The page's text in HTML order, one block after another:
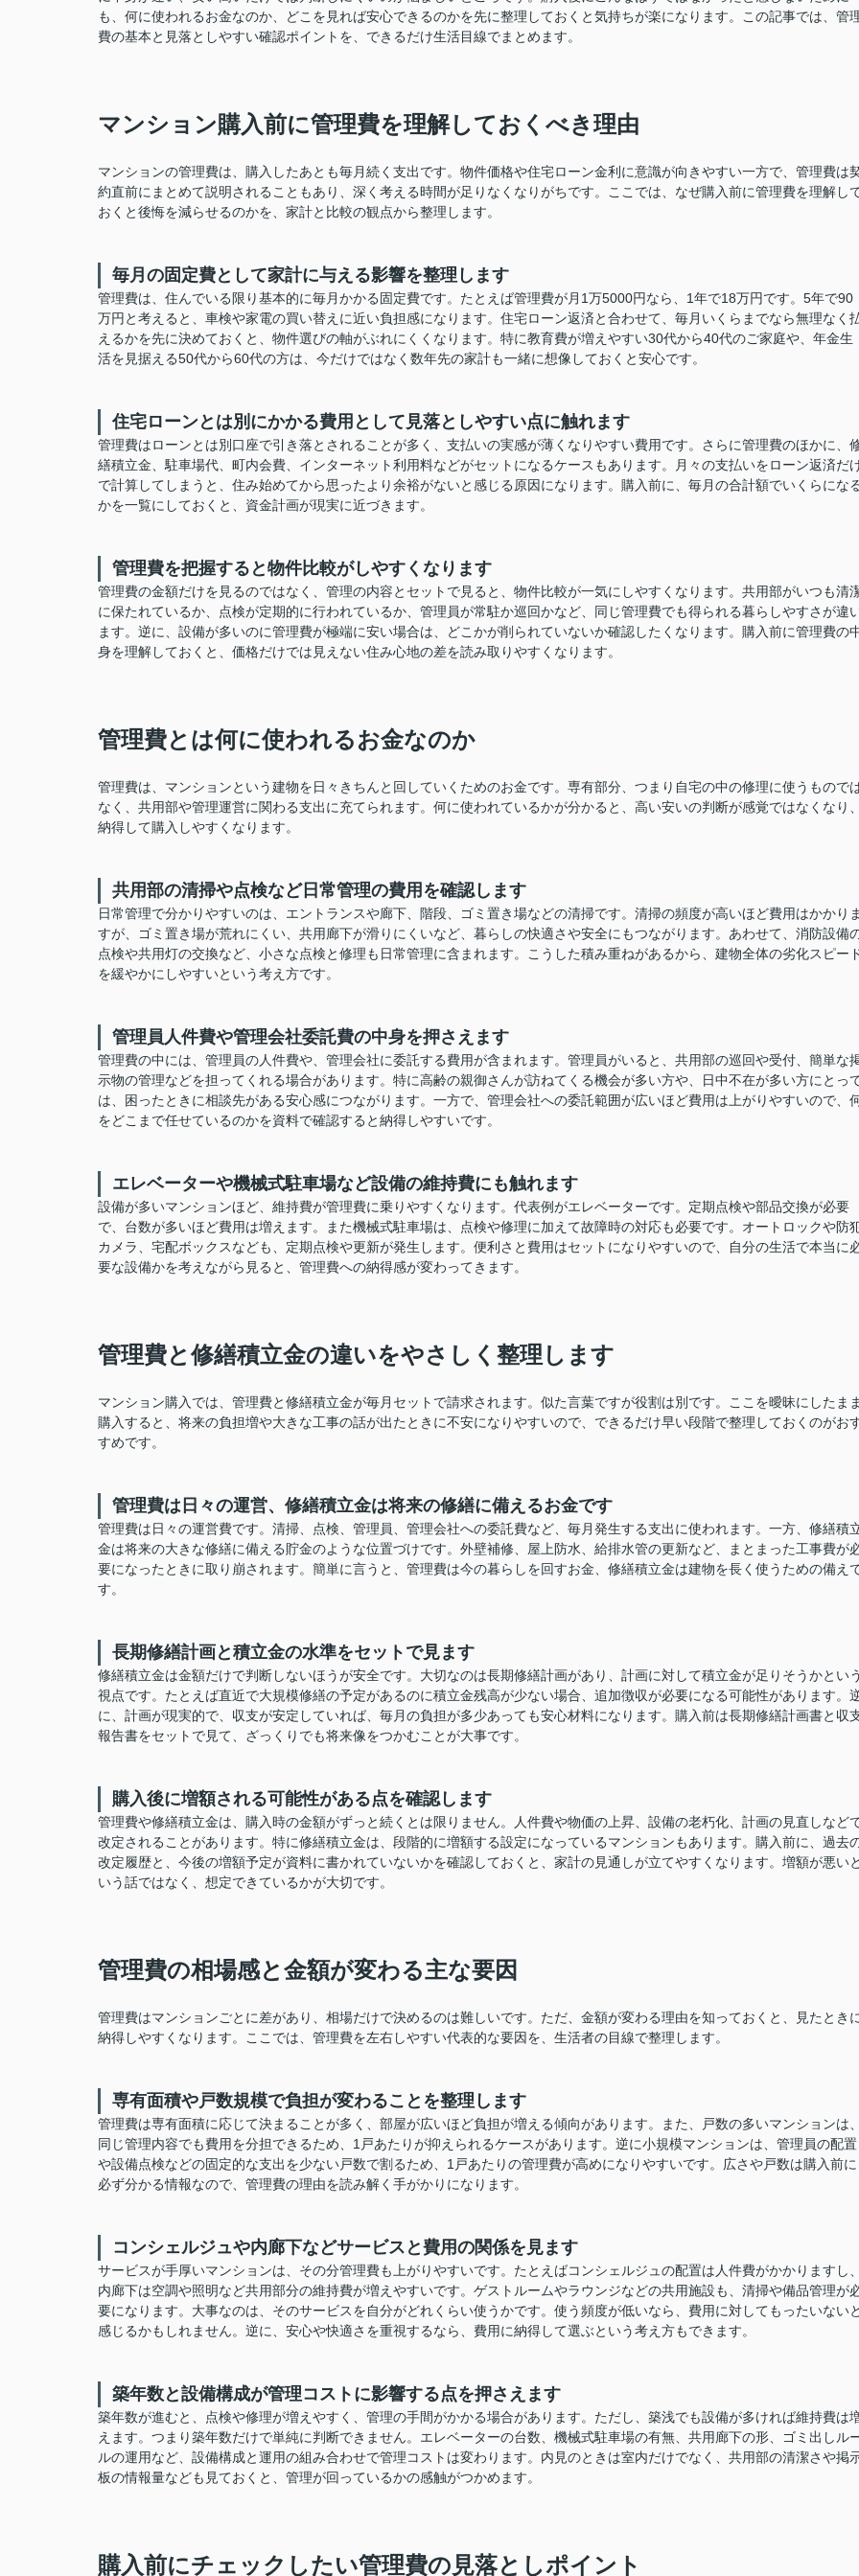
も、何に使われるお金なのか、どこを見れば安心できるのかを先に整理しておくと気持ちが楽になります。この記事では、管
費の基本と見落としやすい確認ポイントを、できるだけ生活目線でまとめます。
マンション購入前に管理費を理解しておくべき理由
マンションの管理費は、購入したあとも毎月続く支出です。物件価格や住宅ローン金利に意識が向きやすい一方で、管理費は
約直前にまとめて説明されることもあり、深く考える時間が足りなくなりがちです。ここでは、なぜ購入前に管理費を理解し
おくと後悔を減らせるのかを、家計と比較の観点から整理します。
毎月の固定費として家計に与える影響を整理します
管理費は、住んでいる限り基本的に毎月かかる固定費です。たとえば管理費が月1万5000円なら、1年で18万円です。5年で90
万円と考えると、車検や家電の買い替えに近い負担感になります。住宅ローン返済と合わせて、毎月いくらまでなら無理なく
えるかを先に決めておくと、物件選びの軸がぶれにくくなります。特に教育費が増えやすい30代から40代のご家庭や、年金生
活を見据える50代から60代の方は、今だけではなく数年先の家計も一緒に想像しておくと安心です。
住宅ローンとは別にかかる費用として見落としやすい点に触れます
管理費はローンとは別口座で引き落とされることが多く、支払いの実感が薄くなりやすい費用です。さらに管理費のほかに、
繕積立金、駐車場代、町内会費、インターネット利用料などがセットになるケースもあります。月々の支払いをローン返済だ
で計算してしまうと、住み始めてから思ったより余裕がないと感じる原因になります。購入前に、毎月の合計額でいくらにな
かを一覧にしておくと、資金計画が現実に近づきます。
管理費を把握すると物件比較がしやすくなります
管理費の金額だけを見るのではなく、管理の内容とセットで見ると、物件比較が一気にしやすくなります。共用部がいつも清
に保たれているか、点検が定期的に行われているか、管理員が常駐か巡回かなど、同じ管理費でも得られる暮らしやすさが違
ます。逆に、設備が多いのに管理費が極端に安い場合は、どこかが削られていないか確認したくなります。購入前に管理費の
身を理解しておくと、価格だけでは見えない住み心地の差を読み取りやすくなります。
管理費とは何に使われるお金なのか
管理費は、マンションという建物を日々きちんと回していくためのお金です。専有部分、つまり自宅の中の修理に使うもので
なく、共用部や管理運営に関わる支出に充てられます。何に使われているかが分かると、高い安いの判断が感覚ではなくなり、
納得して購入しやすくなります。
共用部の清掃や点検など日常管理の費用を確認します
日常管理で分かりやすいのは、エントランスや廊下、階段、ゴミ置き場などの清掃です。清掃の頻度が高いほど費用はかかりま
すが、ゴミ置き場が荒れにくい、共用廊下が滑りにくいなど、暮らしの快適さや安全にもつながります。あわせて、消防設備
点検や共用灯の交換など、小さな点検と修理も日常管理に含まれます。こうした積み重ねがあるから、建物全体の劣化スピー
を緩やかにしやすいという考え方です。
管理員人件費や管理会社委託費の中身を押さえます
管理費の中には、管理員の人件費や、管理会社に委託する費用が含まれます。管理員がいると、共用部の巡回や受付、簡単な
示物の管理などを担ってくれる場合があります。特に高齢の親御さんが訪ねてくる機会が多い方や、日中不在が多い方にとっ
は、困ったときに相談先がある安心感につながります。一方で、管理会社への委託範囲が広いほど費用は上がりやすいので、
をどこまで任せているのかを資料で確認すると納得しやすいです。
エレベーターや機械式駐車場など設備の維持費にも触れます
設備が多いマンションほど、維持費が管理費に乗りやすくなります。代表例がエレベーターです。定期点検や部品交換が必要
で、台数が多いほど費用は増えます。また機械式駐車場は、点検や修理に加えて故障時の対応も必要です。オートロックや防
カメラ、宅配ボックスなども、定期点検や更新が発生します。便利さと費用はセットになりやすいので、自分の生活で本当に
要な設備かを考えながら見ると、管理費への納得感が変わってきます。
管理費と修繕積立金の違いをやさしく整理します
マンション購入では、管理費と修繕積立金が毎月セットで請求されます。似た言葉ですが役割は別です。ここを曖昧にしたまま
購入すると、将来の負担増や大きな工事の話が出たときに不安になりやすいので、できるだけ早い段階で整理しておくのがお
すめです。
管理費は日々の運営、修繕積立金は将来の修繕に備えるお金です
管理費は日々の運営費です。清掃、点検、管理員、管理会社への委託費など、毎月発生する支出に使われます。一方、修繕積
金は将来の大きな修繕に備える貯金のような位置づけです。外壁補修、屋上防水、給排水管の更新など、まとまった工事費が
要になったときに取り崩されます。簡単に言うと、管理費は今の暮らしを回すお金、修繕積立金は建物を長く使うための備え
す。
長期修繕計画と積立金の水準をセットで見ます
修繕積立金は金額だけで判断しないほうが安全です。大切なのは長期修繕計画があり、計画に対して積立金が足りそうかという
視点です。たとえば直近で大規模修繕の予定があるのに積立金残高が少ない場合、追加徴収が必要になる可能性があります。
に、計画が現実的で、収支が安定していれば、毎月の負担が多少あっても安心材料になります。購入前は長期修繕計画書と収
報告書をセットで見て、ざっくりでも将来像をつかむことが大事です。
購入後に増額される可能性がある点を確認します
管理費や修繕積立金は、購入時の金額がずっと続くとは限りません。人件費や物価の上昇、設備の老朽化、計画の見直しなど
改定されることがあります。特に修繕積立金は、段階的に増額する設定になっているマンションもあります。購入前に、過去
改定履歴と、今後の増額予定が資料に書かれていないかを確認しておくと、家計の見通しが立てやすくなります。増額が悪いと
いう話ではなく、想定できているかが大切です。
管理費の相場感と金額が変わる主な要因
管理費はマンションごとに差があり、相場だけで決めるのは難しいです。ただ、金額が変わる理由を知っておくと、見たとき
納得しやすくなります。ここでは、管理費を左右しやすい代表的な要因を、生活者の目線で整理します。
専有面積や戸数規模で負担が変わることを整理します
管理費は専有面積に応じて決まることが多く、部屋が広いほど負担が増える傾向があります。また、戸数の多いマンションは、
同じ管理内容でも費用を分担できるため、1戸あたりが抑えられるケースがあります。逆に小規模マンションは、管理員の配置
や設備点検などの固定的な支出を少ない戸数で割るため、1戸あたりの管理費が高めになりやすいです。広さや戸数は購入前に
必ず分かる情報なので、管理費の理由を読み解く手がかりになります。
コンシェルジュや内廊下などサービスと費用の関係を見ます
サービスが手厚いマンションは、その分管理費も上がりやすいです。たとえばコンシェルジュの配置は人件費がかかりますし、
内廊下は空調や照明など共用部分の維持費が増えやすいです。ゲストルームやラウンジなどの共用施設も、清掃や備品管理が
要になります。大事なのは、そのサービスを自分がどれくらい使うかです。使う頻度が低いなら、費用に対してもったいないと
感じるかもしれません。逆に、安心や快適さを重視するなら、費用に納得して選ぶという考え方もできます。
築年数と設備構成が管理コストに影響する点を押さえます
築年数が進むと、点検や修理が増えやすく、管理の手間がかかる場合があります。ただし、築浅でも設備が多ければ維持費は
えます。つまり築年数だけで単純に判断できません。エレベーターの台数、機械式駐車場の有無、共用廊下の形、ゴミ出しル
ルの運用など、設備構成と運用の組み合わせで管理コストは変わります。内見のときは室内だけでなく、共用部の清潔さや掲
板の情報量なども見ておくと、管理が回っているかの感触がつかめます。
購入前にチェックしたい管理費の見落としポイント